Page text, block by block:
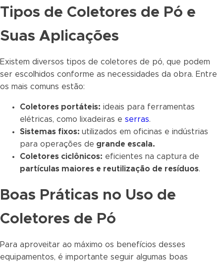
Tipos de Coletores de Pó e
Suas Aplicações
Existem diversos tipos de coletores de pó, que podem
ser escolhidos conforme as necessidades da obra. Entre
os mais comuns estão:
Coletores portáteis: ideais para ferramentas
elétricas, como lixadeiras e serras.
Sistemas fixos: utilizados em oficinas e indústrias
para operações de grande escala.
Coletores ciclônicos: eficientes na captura de
partículas maiores e reutilização de resíduos.
Boas Práticas no Uso de
Coletores de Pó
Para aproveitar ao máximo os benefícios desses
equipamentos, é importante seguir algumas boas